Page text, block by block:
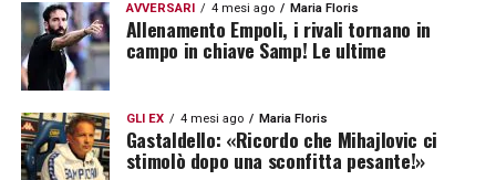
AVVERSARI 4 mesi ago Maria Floris
Allenamento Empoli, i rivali tornano in
campo in chiave Samp! Le ultime
GLI EX 4 mesi ago Maria Floris
Gastaldello: «Ricordo che Mihajlovic ci
stimolò dopo una sconfitta pesante!»